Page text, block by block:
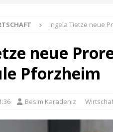
15. Februar 2026 ] Aufzeichnung des
5. August 2026 ] Besim Karadeniz:
Ingela Tietze neue
neue
Pforzheim
Besim Karadeniz